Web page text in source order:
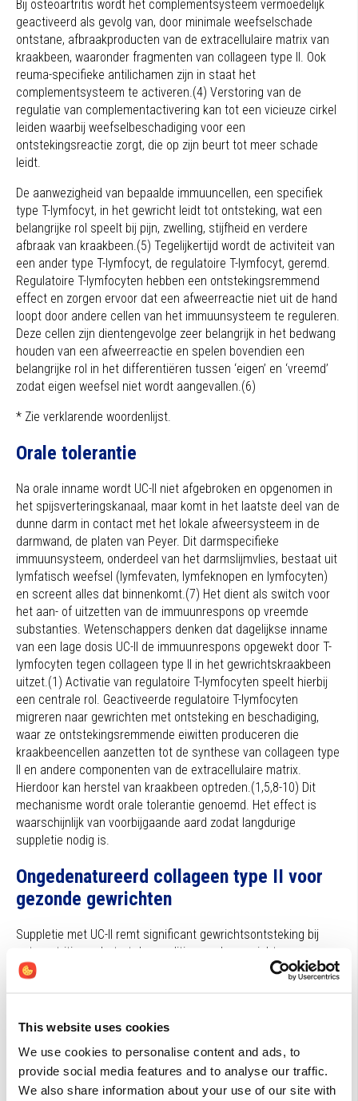
This website uses cookies
We use cookies to personalise content and ads, to
provide social media features and to analyse our traffic.
We also share information about your use of our site with
Bij osteoartritis wordt het complementsysteem vermoedelijk
geactiveerd als gevolg van, door minimale weefselschade
ontstane, afbraakproducten van de extracellulaire matrix van
kraakbeen, waaronder fragmenten van collageen type II. Ook
reuma-specifieke antilichamen zijn in staat het
complementsysteem te activeren.(4) Verstoring van de
regulatie van complementactivering kan tot een vicieuze cirkel
leiden waarbij weefselbeschadiging voor een
ontstekingsreactie zorgt, die op zijn beurt tot meer schade
leidt.
De aanwezigheid van bepaalde immuuncellen, een specifiek
type T-lymfocyt, in het gewricht leidt tot ontsteking, wat een
belangrijke rol speelt bij pijn, zwelling, stijfheid en verdere
afbraak van kraak­been.(5) Tegelijkertijd wordt de activiteit van
een ander type T-lymfocyt, de regulatoire T-lymfocyt, geremd.
Regulatoire T-lymfocyten hebben een ontstekingsremmend
effect en zorgen ervoor dat een afweerreactie niet uit de hand
loopt door andere cellen van het immuunsysteem te reguleren.
Deze cellen zijn dientengevolge zeer belangrijk in het bedwang
houden van een afweerreactie en spelen bovendien een
belangrijke rol in het differentiëren tussen ‘eigen’ en ‘vreemd’
zodat eigen weefsel niet wordt aangevallen.(6)
* Zie verklarende woordenlijst.
Orale tolerantie
Na orale inname wordt UC-II niet afgebroken en opgenomen in
het spijsverteringskanaal, maar komt in het laatste deel van de
dunne darm in contact met het lokale afweersysteem in de
darmwand, de platen van Peyer. Dit darmspecifieke
immuunsysteem, onderdeel van het darmslijmvlies, bestaat uit
lymfatisch weefsel (lymfevaten, lymfeknopen en lymfocyten)
en screent alles dat binnenkomt.(7) Het dient als switch voor
het aan- of uitzetten van de immuunrespons op vreemde
substanties. Wetenschappers denken dat dagelijkse inname
van een lage dosis UC-II de immuunrespons opgewekt door T-
lymfocyten tegen collageen type II in het gewrichtskraakbeen
uitzet.(1) Activatie van regulatoire T-lymfocyten speelt hierbij
een centrale rol. Geactiveerde regulatoire T-lymfocyten
migreren naar gewrichten met ontsteking en beschadiging,
waar ze ontstekingsremmende eiwitten produceren die
kraakbeencellen aanzetten tot de synthese van collageen type
II en andere componenten van de extracellulaire matrix.
Hierdoor kan herstel van kraakbeen optreden.(1,5,8-10) Dit
mechanisme wordt orale tolerantie genoemd. Het effect is
waarschijnlijk van voorbijgaande aard zodat langdurige
suppletie nodig is.
Ongedenatureerd collageen type II voor
gezonde gewrichten
Suppletie met UC-II remt significant gewrichtsontsteking bij
osteoartritis, verbetert de conditie van de gewrichten,
vermindert pijn, zwelling en stijfheid en vergroot de
vaak (in combinatie) worden toegepast bij gewrichtsklachten.
nemen, kan een additief effect worden bereikt. Bij reumatoïde
artritis kunnen eveneens gunstige effecten worden bereikt met
UC-II. Proefpersonen in klinische onderzoeken rapporteerden